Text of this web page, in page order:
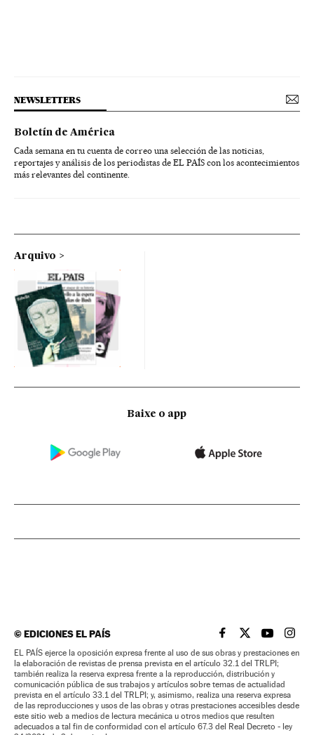
NEWSLETTERS
Boletín de América
Cada semana en tu cuenta de correo una selección de las noticias,
reportajes y análisis de los periodistas de EL PAÍS con los acontecimientos
más relevantes del continente.
Arquivo
Baixe o app
©EDICIONES EL PAÍS EL PAÍS BRASIL EN
EL PAÍSEL PAÍS
EL
EL PAÍS ejerce la oposición expresa frente al uso de sus obras y prestaciones en
la elaboración de revistas de prensa prevista en el artículo 32.1 del TRLPI;
también realiza la reserva expresa frente a la reproducción, distribución y
comunicación pública de sus trabajos y artículos sobre temas de actualidad
prevista en el artículo 33.1 del TRLPI; y, asimismo, realiza una reserva expresa
de las reproducciones y usos de las obras y otras prestaciones accesibles desde
este sitio web a medios de lectura mecánica u otros medios que resulten
adecuados a tal fin de conformidad con el artículo 67.3 del Real Decreto - ley